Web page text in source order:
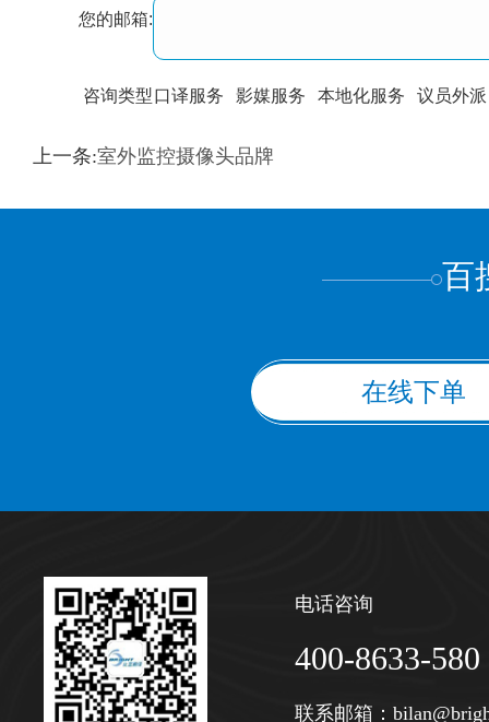
您的邮箱:
咨询类型口译服务 影媒服务 本地化服务 议员外派
训翻译 标准级
上一条:室外监控摄像头品牌
百
在线下单
电话咨询
400-8633-580
联系邮箱：